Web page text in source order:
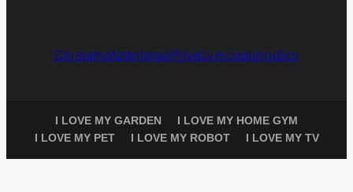
Chi siamoNote legaliPrivacy e cookie policy
I LOVE MY GARDEN
I LOVE MY HOME GYM
I LOVE MY PET
I LOVE MY ROBOT I LOVE MY TV